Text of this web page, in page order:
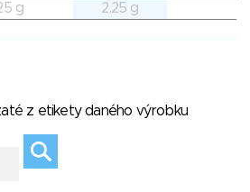
g 2.25 g
z etikety daného výrobku